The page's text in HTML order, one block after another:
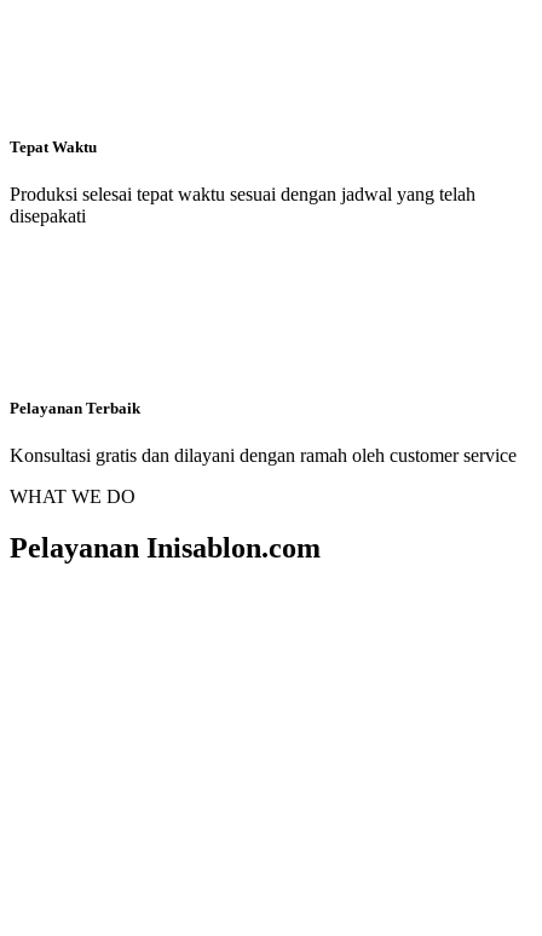
Tepat Waktu
Produksi selesai tepat waktu sesuai dengan jadwal yang telah
disepakati
Pelayanan Terbaik
Konsultasi gratis dan dilayani dengan ramah oleh customer service
WHAT WE DO
Pelayanan Inisablon.com